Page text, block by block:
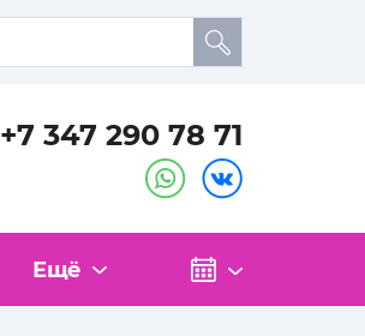
+7 347 290 78 71
Ещё